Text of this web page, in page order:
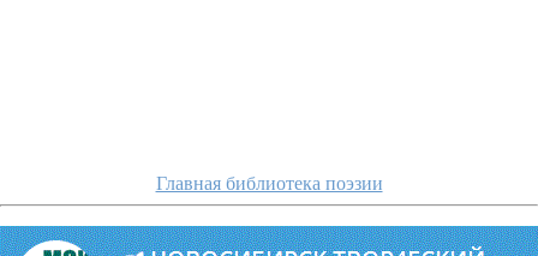
Главная библиотека поэзии